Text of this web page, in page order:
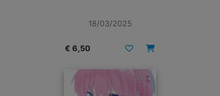
18/03/2025
€ 6,50